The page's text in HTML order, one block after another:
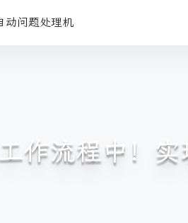
动问题处理机
流程中！实